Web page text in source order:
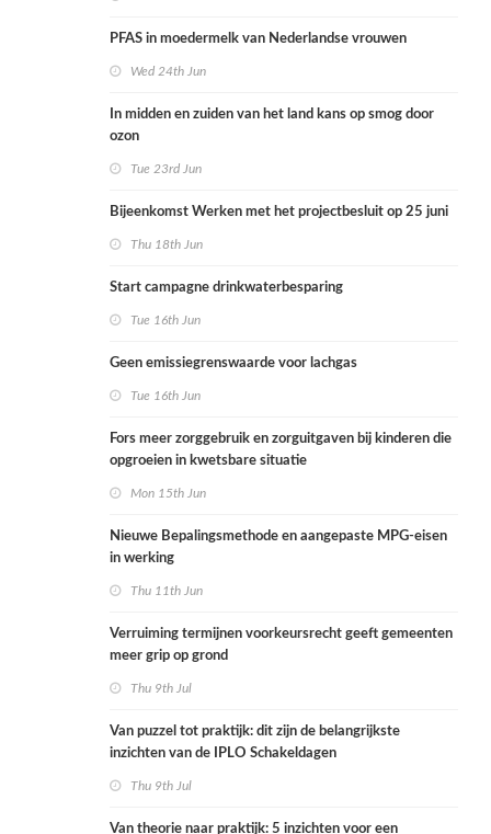
PFAS in moedermelk van Nederlandse vrouwen
Wed 24th Jun
In midden en zuiden van het land kans op smog door
ozon
Tue 23rd Jun
Bijeenkomst Werken met het projectbesluit op 25 juni
Thu 18th Jun
Start campagne drinkwaterbesparing
Tue 16th Jun
Geen emissiegrenswaarde voor lachgas
Tue 16th Jun
Fors meer zorggebruik en zorguitgaven bij kinderen die
opgroeien in kwetsbare situatie
Mon 15th Jun
Nieuwe Bepalingsmethode en aangepaste MPG-eisen
in werking
Thu 11th Jun
Verruiming termijnen voorkeursrecht geeft gemeenten
meer grip op grond
Thu 9th Jul
Van puzzel tot praktijk: dit zijn de belangrijkste
inzichten van de IPLO Schakeldagen
Thu 9th Jul
Van theorie naar praktijk: 5 inzichten voor een